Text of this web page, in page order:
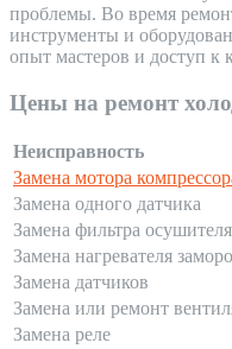
проблемы. Во время
инструменты и
опыт мастеров и доступ к
Цены на ремонт
Неисправность
Замена мотора
Замена одного датчика
Замена фильтра осушителя
Замена нагревателя
Замена датчиков
Замена или ремонт
Замена реле